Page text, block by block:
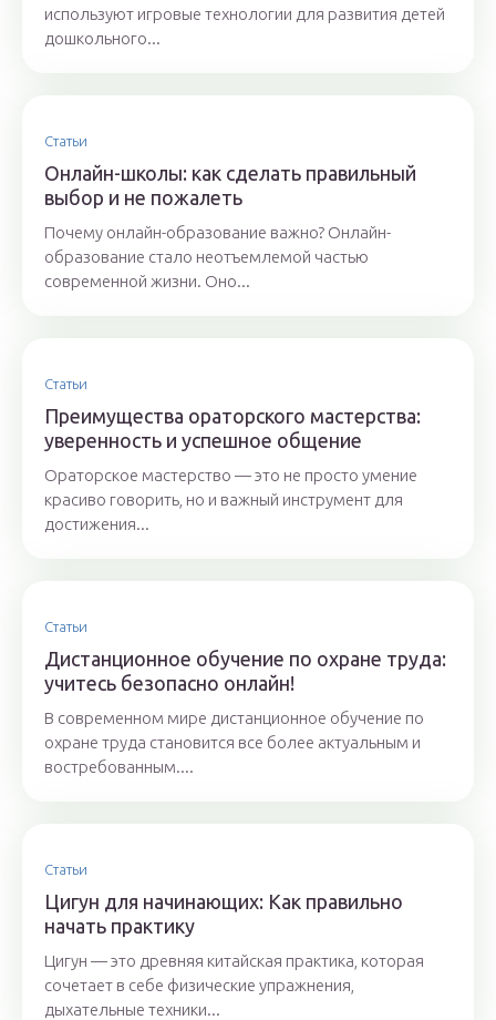
используют игровые технологии для развития детей
дошкольного...
Статьи
Онлайн-школы: как сделать правильный
выбор и не пожалеть
Почему онлайн-образование важно? Онлайн-
образование стало неотъемлемой частью
современной жизни. Оно...
Статьи
Преимущества ораторского мастерства:
уверенность и успешное общение
Ораторское мастерство — это не просто умение
красиво говорить, но и важный инструмент для
достижения...
Статьи
Дистанционное обучение по охране труда:
учитесь безопасно онлайн!
В современном мире дистанционное обучение по
охране труда становится все более актуальным и
востребованным....
Статьи
Цигун для начинающих: Как правильно
начать практику
Цигун — это древняя китайская практика, которая
сочетает в себе физические упражнения,
дыхательные техники...